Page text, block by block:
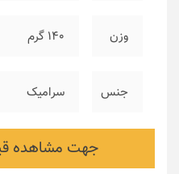
وزن ۱۴۰ گرم
جنس سرامیک
جهت مشاهده